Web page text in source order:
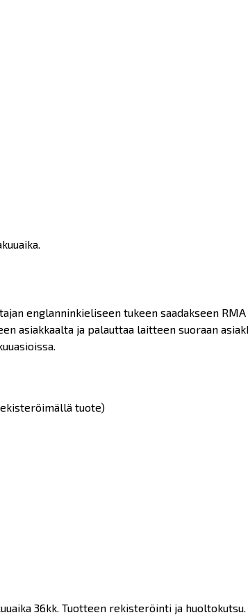
englanninkieliseen tukeen saadakseen
asiakkaalta ja palauttaa laitteen suoraan
tuote)
36kk. Tuotteen rekisteröinti ja huoltokutsu.